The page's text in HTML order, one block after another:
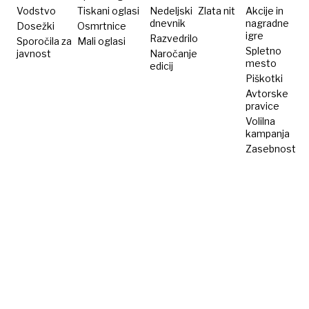
prometu
in
zdravstvu
Vodstvo
Dosežki
Sporočila za
javnost
Tiskani oglasi
Osmrtnice
Mali oglasi
Nedeljski
dnevnik
Razvedrilo
Naročanje
edicij
Zlata nit
Akcije in
nagradne
igre
Spletno
mesto
Piškotki
Avtorske
pravice
Volilna
kampanja
Zasebnost